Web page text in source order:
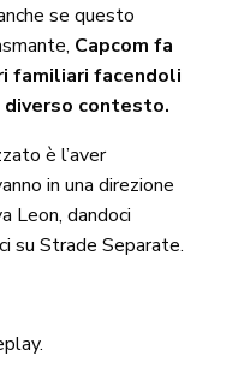
se questo
Capcom fa
familiari facendoli
contesto.
è l’aver
in una direzione
Leon, dandoci
su Strade Separate.